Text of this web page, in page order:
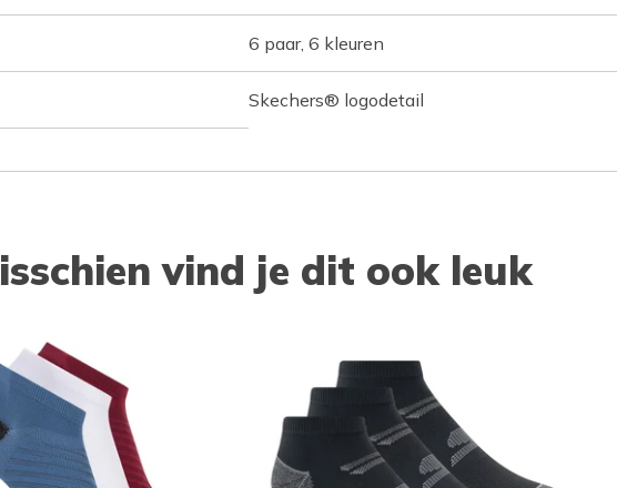
6 paar, 6 kleuren
Skechers® logodetail
vind je dit ook leuk